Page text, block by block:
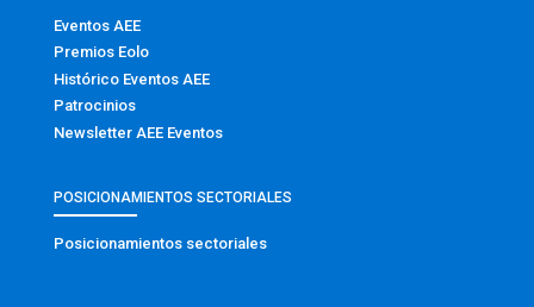
Eventos AEE
Premios Eolo
Histórico Eventos AEE
Patrocinios
Newsletter AEE Eventos
POSICIONAMIENTOS SECTORIALES
Posicionamientos sectoriales